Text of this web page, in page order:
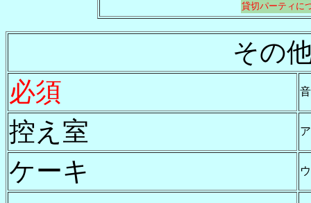
貸切パーティに
その
必須
控え室
ケーキ